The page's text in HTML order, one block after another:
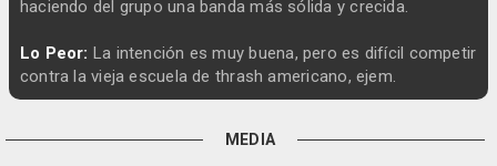
haciendo del grupo una banda más sólida y crecida.
Lo Peor: La intención es muy buena, pero es difícil competir
contra la vieja escuela de thrash americano, ejem.
MEDIA